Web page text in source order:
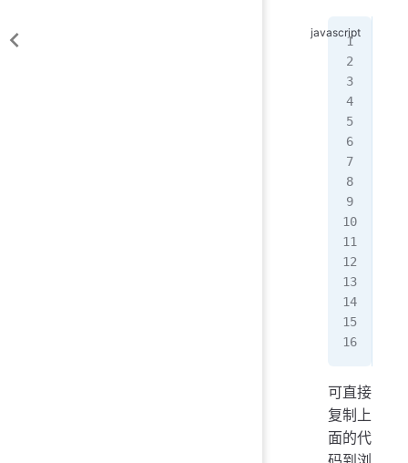
可直接
复制上
面的代